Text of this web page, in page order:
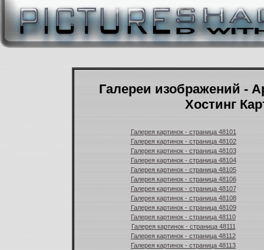
Галереи изображений -
Хостинг
Галерея картинок - страница 48101
Галерея картинок - страница 48102
Галерея картинок - страница 48103
Галерея картинок - страница 48104
Галерея картинок - страница 48105
Галерея картинок - страница 48106
Галерея картинок - страница 48107
Галерея картинок - страница 48108
Галерея картинок - страница 48109
Галерея картинок - страница 48110
Галерея картинок - страница 48111
Галерея картинок - страница 48112
Галерея картинок - страница 48113